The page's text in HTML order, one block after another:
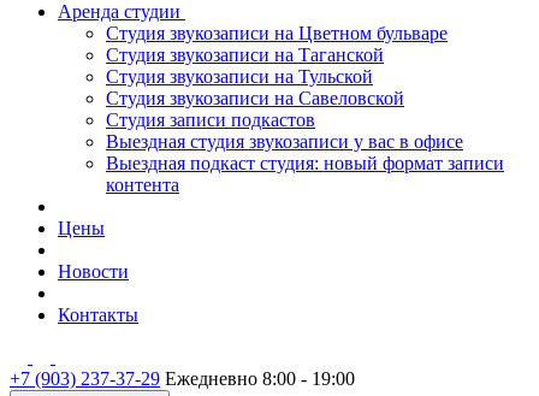
Аренда студии
Студия звукозаписи на Цветном бульваре
Студия звукозаписи на Таганской
Студия звукозаписи на Тульской
Студия звукозаписи на Савеловской
Студия записи подкастов
Выездная студия звукозаписи у вас в офисе
Выездная подкаст студия: новый формат записи
контента
Цены
Новости
Контакты
+7 (903) 237-37-29 Ежедневно 8:00 - 19:00